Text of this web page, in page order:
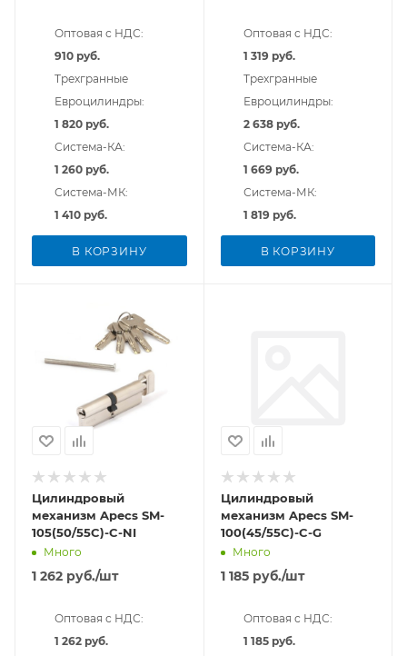
Оптовая с НДС:
910 руб.
Трехгранные
Евроцилиндры:
1 820 руб.
Система-КА:
1 260 руб.
Система-МК:
1 410 руб.
В КОРЗИНУ
Оптовая с НДС:
1 319 руб.
Трехгранные
Евроцилиндры:
2 638 руб.
Система-КА:
1 669 руб.
Система-МК:
1 819 руб.
В КОРЗИНУ
Цилиндровый
механизм Apecs SM-
105(50/55C)-C-NI
Много
1 262 руб./шт
Оптовая с НДС:
1 262 руб.
Цилиндровый
механизм Apecs SM-
100(45/55C)-C-G
Много
1 185руб./шт
Оптовая с НДС:
1 185 руб.